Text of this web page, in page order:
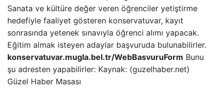
Sanata ve kültüre değer veren öğrenciler yetiştirme
hedefiyle faaliyet gösteren konservatuvar, kayıt
sonrasında yetenek sınavıyla öğrenci alımı yapacak.
Eğitim almak isteyen adaylar başvuruda bulunabilirler.
konservatuvar.mugla.bel.tr/WebBasvuruForm Bunu
şu adresten yapabilirler: Kaynak: (guzelhaber.net)
Güzel Haber Masası